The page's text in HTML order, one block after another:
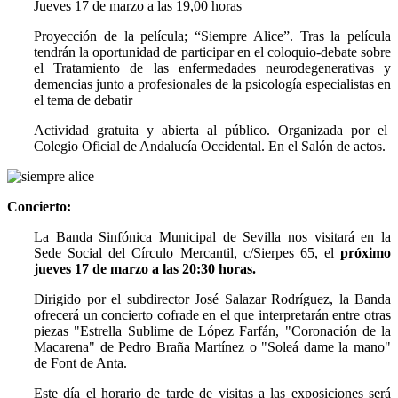
Jueves 17 de marzo a las 19,00 horas
Proyección de la película; “Siempre Alice”. Tras la película
tendrán la oportunidad de participar en el coloquio-debate sobre
el Tratamiento de las enfermedades neurodegenerativas y
demencias junto a profesionales de la psicología especialistas en
el tema de debatir
Actividad gratuita y abierta al público. Organizada por el
Colegio Oficial de Andalucía Occidental. En el Salón de actos.
Concierto:
La Banda Sinfónica Municipal de Sevilla nos visitará en la
Sede Social del Círculo Mercantil, c/Sierpes 65, el próximo
jueves 17 de marzo a las 20:30 horas.
Dirigido por el subdirector José Salazar Rodríguez, la Banda
ofrecerá un concierto cofrade en el que interpretarán entre otras
piezas "Estrella Sublime de López Farfán, "Coronación de la
Macarena" de Pedro Braña Martínez o "Soleá dame la mano"
de Font de Anta.
Este día el horario de tarde de visitas a las exposiciones será